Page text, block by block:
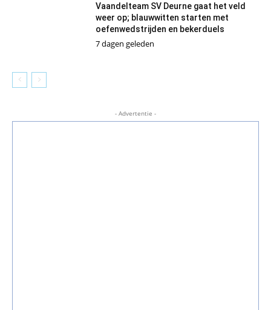
Vaandelteam SV Deurne gaat het veld
weer op; blauwwitten starten met
oefenwedstrijden en bekerduels
7 dagen geleden
- Advertentie -